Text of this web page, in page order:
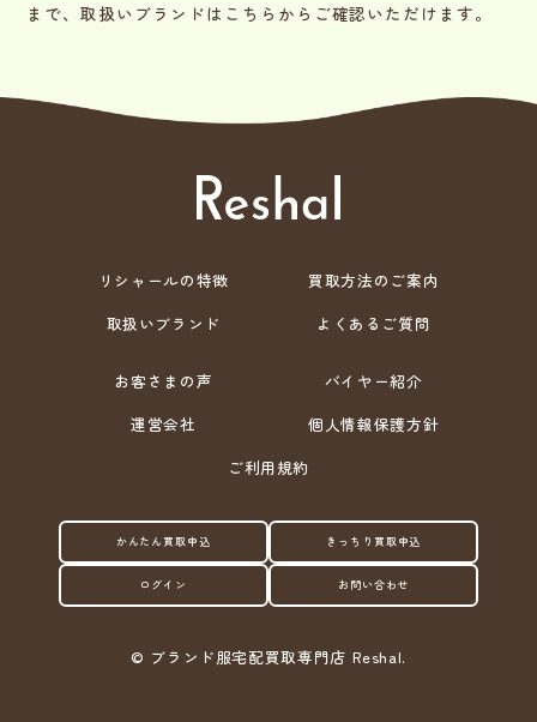
まで、取扱いブランドはこちらからご確認いただけます。
リシャールの特徴
買取方法のご案内
取扱いブランド
よくあるご質問
お客さまの声
バイヤー紹介
運営会社
個人情報保護方針
ご利用規約
かんたん買取申込 きっちり買取申込
ログイン お問い合わせ
© ブランド服宅配買取専門店 Reshal.